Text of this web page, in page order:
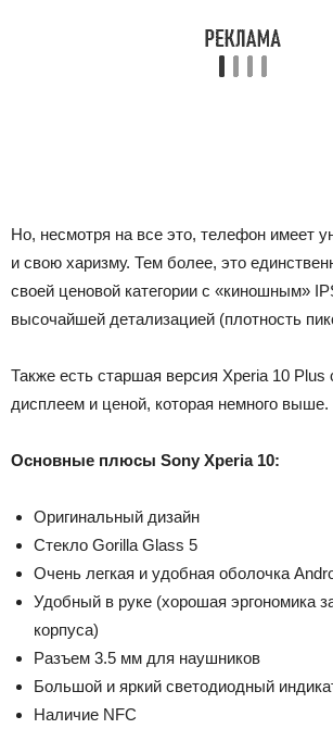
Но, несмотря на все это, телефон имеет
и свою харизму. Тем более, это
своей ценовой категории с «киношным»
высочайшей детализацией (плотность
Также есть старшая версия Xperia 10
дисплеем и ценой, которая немного выше.
Основные плюсы Sony Xperia 10:
Оригинальный дизайн
Стекло Gorilla Glass 5
Очень легкая и удобная оболочка
Удобный в руке (хорошая эргономика
корпуса)
Разъем 3.5 мм для наушников
Большой и яркий светодиодный
Наличие NFC